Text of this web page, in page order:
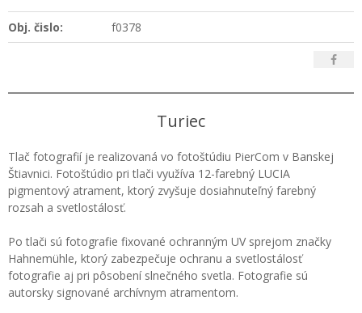
Obj. čislo: f0378
Turiec
Tlač fotografií je realizovaná vo fotoštúdiu PierCom v Banskej
Štiavnici. Fotoštúdio pri tlači využíva 12-farebný LUCIA
pigmentový atrament, ktorý zvyšuje dosiahnuteľný farebný
rozsah a svetlostálosť.
Po tlači sú fotografie fixované ochranným UV sprejom značky
Hahnemühle, ktorý zabezpečuje ochranu a svetlostálosť
fotografie aj pri pôsobení slnečného svetla. Fotografie sú
autorsky signované archívnym atramentom.